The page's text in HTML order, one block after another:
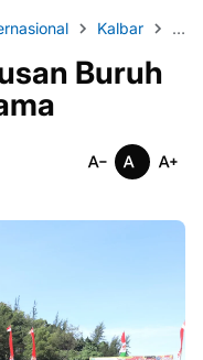
Kalbar
Buruh